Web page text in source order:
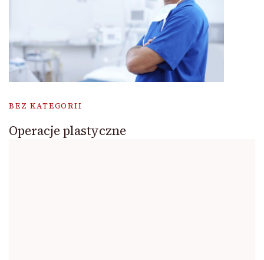
BEZ KATEGORII
Operacje plastyczne